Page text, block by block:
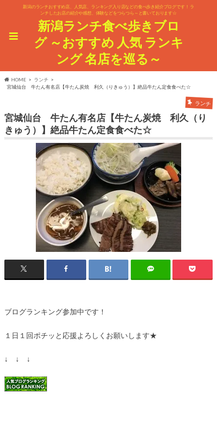
新潟のランチおすすめ店、人気店、ランキング入り店などの食べ歩き紹介ブログです！ ラ
ンチしたお店の紹介や感想、体験などをつらつら～と書いております☆
新潟ランチ食べ歩きブロ
グ ～おすすめ 人気 ランキ
ング 名店を巡る～
HOME
ランチ
宮城仙台 牛たん有名店【牛たん炭焼 利久（りきゅう）】絶品牛たん定食食べた☆
ランチ
宮城仙台 牛たん有名店【牛たん炭焼 利久（り
きゅう）】絶品牛たん定食食べた☆
ブログランキング参加中です！
１日１回ポチッと応援よろしくお願いします★
↓ ↓ ↓